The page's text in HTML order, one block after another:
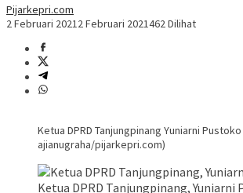
Pijarkepri.com
2 Februari 20212 Februari 2021462 Dilihat
Ketua DPRD Tanjungpinang Yuniarni
ajianugraha/pijarkepri.com)
Ketua DPRD Tanjungpinang,